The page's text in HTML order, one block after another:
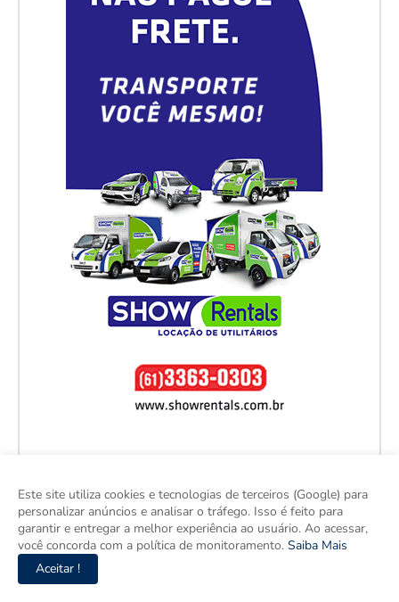
Este site utiliza cookies e tecnologias de terceiros (Google) para
personalizar anúncios e analisar o tráfego. Isso é feito para
garantir e entregar a melhor experiência ao usuário. Ao acessar,
você concorda com a política de monitoramento. Saiba Mais
Aceitar !